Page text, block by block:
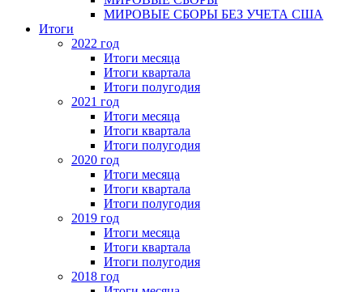
МИРОВЫЕ СБОРЫ БЕЗ УЧЕТА США
Итоги
2022 год
Итоги месяца
Итоги квартала
Итоги полугодия
2021 год
Итоги месяца
Итоги квартала
Итоги полугодия
2020 год
Итоги месяца
Итоги квартала
Итоги полугодия
2019 год
Итоги месяца
Итоги квартала
Итоги полугодия
2018 год